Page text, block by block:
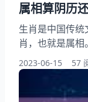
属相算阴历
生肖是中国传
肖，也就是属
惑的问题。有人
种方法才是准
题。 一、什么
2023-06-15 57